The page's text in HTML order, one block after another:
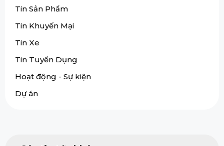
Tin Sản Phẩm
Tin Khuyến Mại
Tin Xe
Tin Tuyển Dụng
Hoạt động - Sự kiện
Dự án